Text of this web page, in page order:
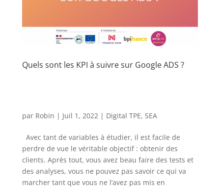
Quels sont les KPI à suivre sur Google ADS ?
par Robin | Juil 1, 2022 | Digital TPE, SEA
Avec tant de variables à étudier, il est facile de
perdre de vue le véritable objectif : obtenir des
clients. Après tout, vous avez beau faire des tests et
des analyses, vous ne pouvez pas savoir ce qui va
marcher tant que vous ne l’avez pas mis en